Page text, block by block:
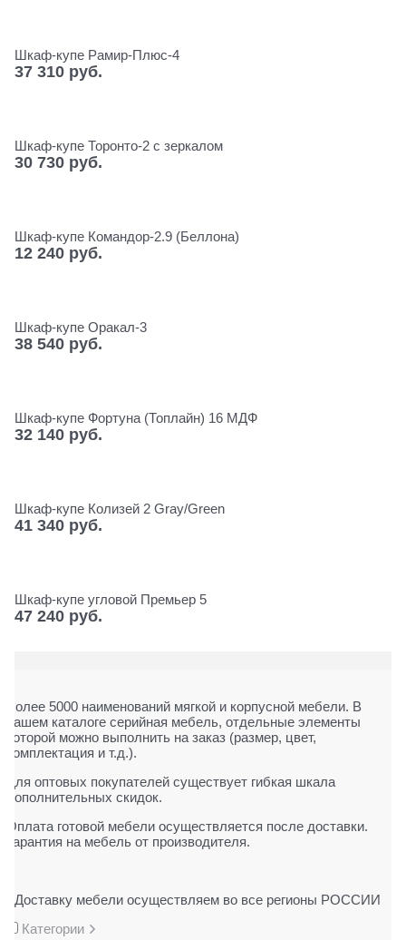
Шкаф-купе Рамир-Плюс-4
37 310 руб.
Шкаф-купе Торонто-2 с зеркалом
30 730 руб.
Шкаф-купе Командор-2.9 (Беллона)
12 240 руб.
Шкаф-купе Оракал-3
38 540 руб.
Шкаф-купе Фортуна (Топлайн) 16 МДФ
32 140 руб.
Шкаф-купе Колизей 2 Gray/Green
41 340 руб.
Шкаф-купе угловой Премьер 5
47 240 руб.
Более 5000 наименований мягкой и корпусной мебели. В
нашем каталоге серийная мебель, отдельные элементы
которой можно выполнить на заказ (размер, цвет,
комплектация и т.д.).
Для оптовых покупателей существует гибкая шкала
дополнительных скидок.
Оплата готовой мебели осуществляется после доставки.
Гарантия на мебель от производителя.
Доставку мебели осуществляем во все регионы РОССИИ
Категории